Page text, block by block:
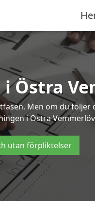
Östra
Men om du
i Östra
utan förpliktelser